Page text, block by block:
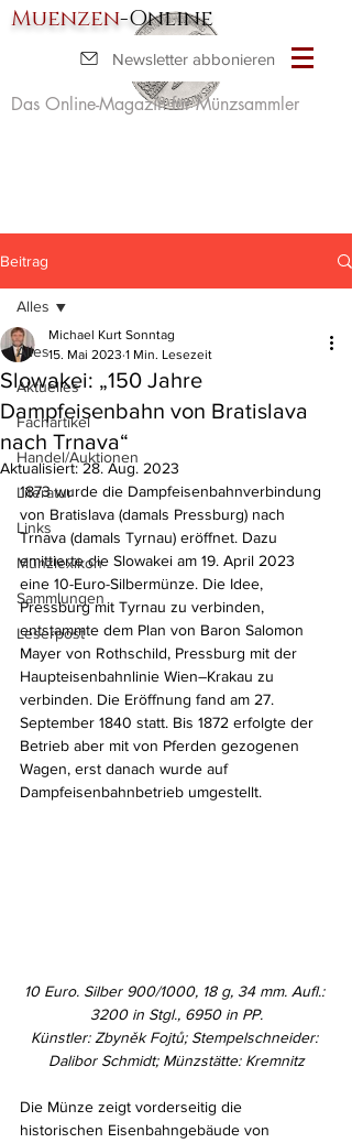
Muenzen-Online
Das Online-Magazin für Münzsammler
Newsletter abbonieren
Beitrag
Alles
Aktuelles
Fachartikel
Handel/Auktionen
Literatur
Links
Münzlexikon
Sammlungen
Leserpost
Alles
Slowakei: „150 Jahre
Dampfeisenbahn von Bratislava
nach Trnava“
Michael Kurt Sonntag
15. Mai 2023 1 Min. Lesezeit
Aktualisiert:28. Aug. 2023
1873 wurde die Dampfeisenbahnverbindung
von Bratislava (damals Pressburg) nach
Trnava (damals Tyrnau) eröffnet. Dazu
emittierte die Slowakei am 19. April 2023
eine 10-Euro-Silbermünze. Die Idee,
Pressburg mit Tyrnau zu verbinden,
entstammte dem Plan von Baron Salomon
Mayer von Rothschild, Pressburg mit der
Haupteisenbahnlinie Wien–Krakau zu
verbinden. Die Eröffnung fand am 27.
September 1840 statt. Bis 1872 erfolgte der
Betrieb aber mit von Pferden gezogenen
Wagen, erst danach wurde auf
Dampfeisenbahnbetrieb umgestellt.
10 Euro. Silber 900/1000, 18 g, 34 mm. Aufl.:
3200 in Stgl., 6950 in PP.
Künstler: Zbyněk Fojtů; Stempelschneider:
Dalibor Schmidt; Münzstätte: Kremnitz
Die Münze zeigt vorderseitig die
historischen Eisenbahngebäude von